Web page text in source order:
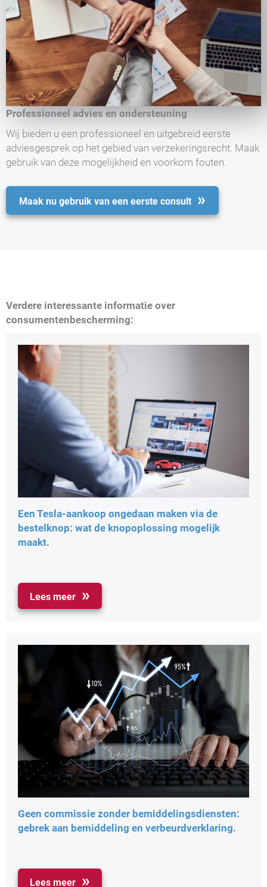
Professioneel advies en ondersteuning
Wij bieden u een professioneel en uitgebreid eerste
adviesgesprek op het gebied van verzekeringsrecht. Maak
gebruik van deze mogelijkheid en voorkom fouten.
Maak nu gebruik van een eerste consult
Verdere interessante informatie over
consumentenbescherming:
Een Tesla-aankoop ongedaan maken via de
bestelknop: wat de knopoplossing mogelijk
maakt.
Lees meer
Geen commissie zonder bemiddelingsdiensten:
gebrek aan bemiddeling en verbeurdverklaring.
Lees meer